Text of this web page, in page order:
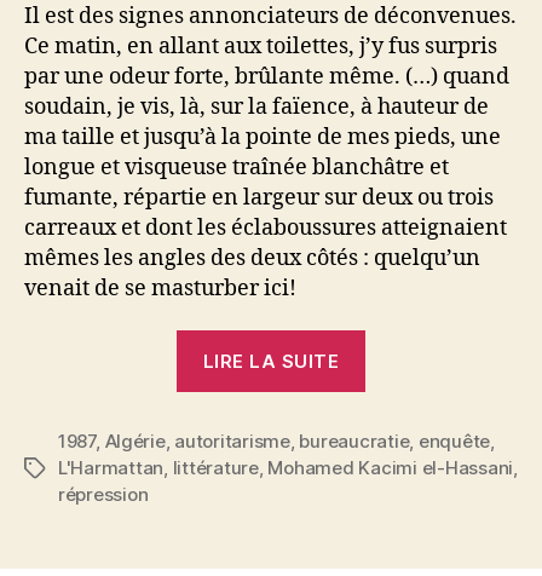
Il est des signes annonciateurs de déconvenues.
Ce matin, en allant aux toilettes, j’y fus surpris
par une odeur forte, brûlante même. (…) quand
soudain, je vis, là, sur la faïence, à hauteur de
ma taille et jusqu’à la pointe de mes pieds, une
longue et visqueuse traînée blanchâtre et
fumante, répartie en largeur sur deux ou trois
carreaux et dont les éclaboussures atteignaient
mêmes les angles des deux côtés : quelqu’un
venait de se masturber ici!
LIRE LA SUITE
Hassani
:
Étiquettes
1987, Algérie, autoritarisme, bureaucratie, enquête,
L'Harmattan, littérature, Mohamed Kacimi el-Hassani,
répression